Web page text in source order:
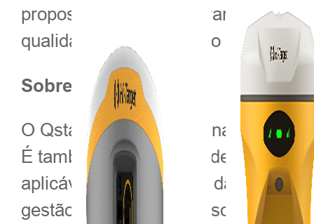
proposta. Após considerar esses
qualidade e desempenho
Sobre o Qstar8:
O Qstar8 reúne a funcionalidade
É também o rover RTK de rede de
aplicável para coleta de dados GIS
gestão de terras e recursos,